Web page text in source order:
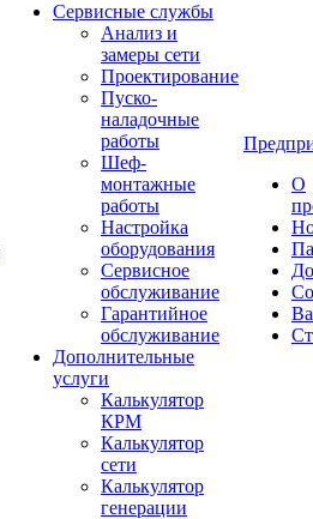
Сервисные службы
Анализ и
замеры сети
Проектирование
Пуско-
наладочные
работы
Шеф-
монтажные
работы
Настройка
оборудования
Сервисное
обслуживание
Гарантийное
обслуживание
Дополнительные
услуги
Калькулятор
КРМ
Калькулятор
сети
Калькулятор
генерации
О